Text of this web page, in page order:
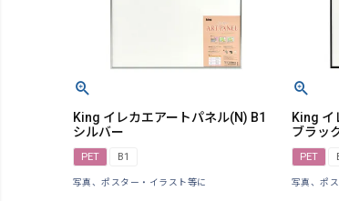
King イレカエアートパネル(N) B1
シルバー
PET B1
写真、ポスター・イラスト等に
King イ
ブラッ
PET
写真、ポ